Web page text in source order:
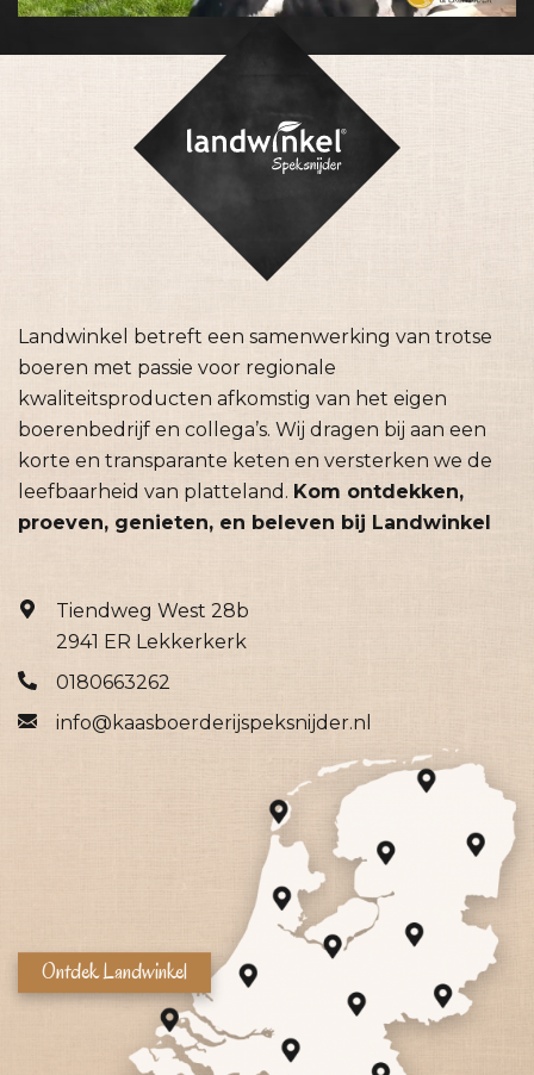
Landwinkel betreft een samenwerking van trotse
boeren met passie voor regionale
kwaliteitsproducten afkomstig van het eigen
boerenbedrijf en collega’s. Wij dragen bij aan een
korte en transparante keten en versterken we de
leefbaarheid van platteland. Kom ontdekken,
proeven, genieten, en beleven bij Landwinkel
Tiendweg West 28b
2941 ER Lekkerkerk
0180663262
info@kaasboerderijspeksnijder.nl
Ontdek Landwinkel